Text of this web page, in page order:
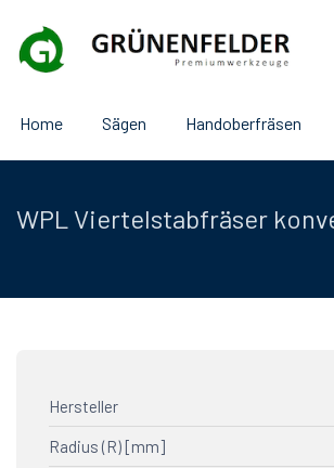
Home Sägen Handoberfräsen
WPL Viertelstabfräser
Hersteller
AGEFA Präzisionswerkzeuge
Radius (R) [mm]